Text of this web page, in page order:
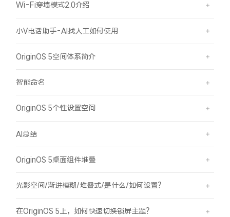
Wi-Fi穿墙模式2.0介绍
小V电话助手-AI找人工如何使用
OriginOS 5空间体系简介
智能命名
OriginOS 5个性设置空间
AI总结
OriginOS 5桌面组件堆叠
光影空间/渐进模糊/堆叠式/是什么/如何设置？
在OriginOS 5上，如何快速切换锁屏主题？